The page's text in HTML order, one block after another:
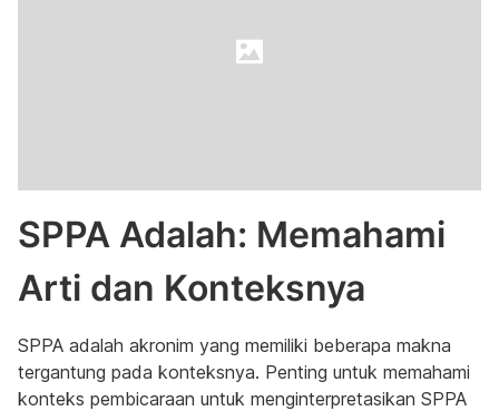
SPPA Adalah: Memahami
Arti dan Konteksnya
SPPA adalah akronim yang memiliki beberapa makna
tergantung pada konteksnya. Penting untuk memahami
konteks pembicaraan untuk menginterpretasikan SPPA